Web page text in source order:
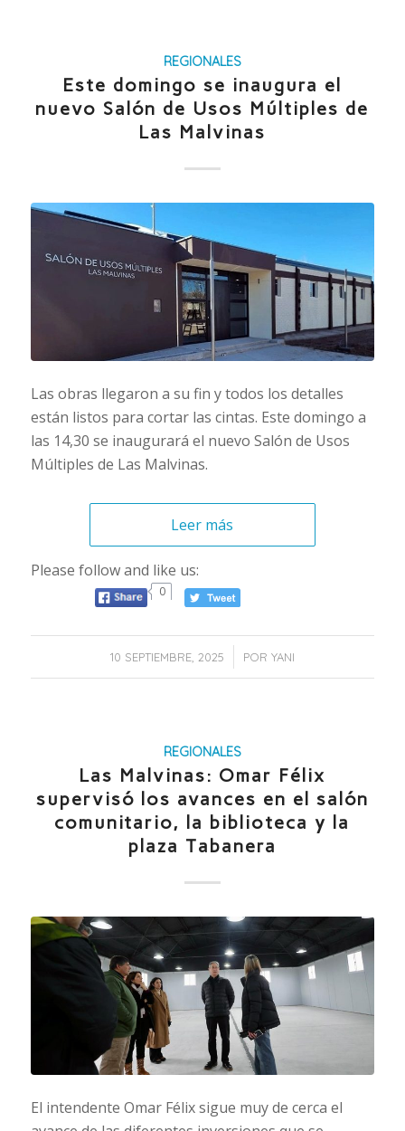
REGIONALES
Este domingo se inaugura el
nuevo Salón de Usos Múltiples de
Las Malvinas
Las obras llegaron a su fin y todos los detalles
están listos para cortar las cintas. Este domingo a
las 14,30 se inaugurará el nuevo Salón de Usos
Múltiples de Las Malvinas.
Leer más
Please follow and like us:
0
10 SEPTIEMBRE, 2025
/ POR YANI
REGIONALES
Las Malvinas: Omar Félix
supervisó los avances en el salón
comunitario, la biblioteca y la
plaza Tabanera
El intendente Omar Félix sigue muy de cerca el